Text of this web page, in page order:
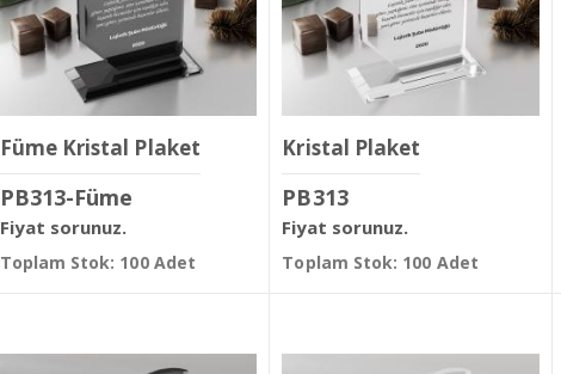
Füme Kristal Plaket
PB313-Füme
Fiyat sorunuz.
Toplam Stok: 100 Adet
Kristal Plaket
PB313
Fiyat sorunuz.
Toplam Stok: 100 Adet